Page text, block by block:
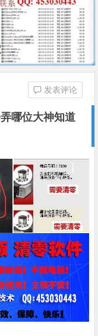
哪位大神知道
发表评论